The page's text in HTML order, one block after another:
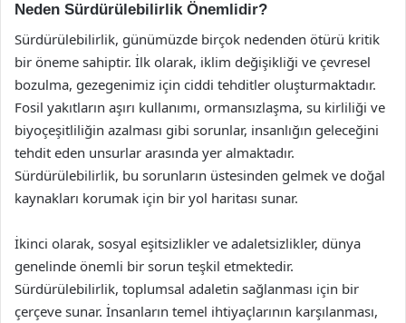
Neden Sürdürülebilirlik Önemlidir?
Sürdürülebilirlik, günümüzde birçok nedenden ötürü kritik
bir öneme sahiptir. İlk olarak, iklim değişikliği ve çevresel
bozulma, gezegenimiz için ciddi tehditler oluşturmaktadır.
Fosil yakıtların aşırı kullanımı, ormansızlaşma, su kirliliği ve
biyoçeşitliliğin azalması gibi sorunlar, insanlığın geleceğini
tehdit eden unsurlar arasında yer almaktadır.
Sürdürülebilirlik, bu sorunların üstesinden gelmek ve doğal
kaynakları korumak için bir yol haritası sunar.
İkinci olarak, sosyal eşitsizlikler ve adaletsizlikler, dünya
genelinde önemli bir sorun teşkil etmektedir.
Sürdürülebilirlik, toplumsal adaletin sağlanması için bir
çerçeve sunar. İnsanların temel ihtiyaçlarının karşılanması,